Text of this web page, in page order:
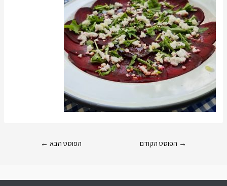
→ הפוסט הקודם הפוסט הבא ←